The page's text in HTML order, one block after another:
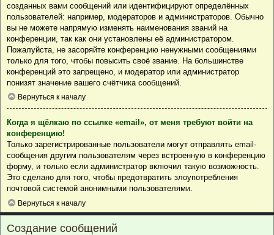
созданных вами сообщений или идентифицируют определённых
пользователей: например, модераторов и администраторов. Обычно
вы не можете напрямую изменять наименования званий на
конференции, так как они установлены её администратором.
Пожалуйста, не засоряйте конференцию ненужными сообщениями
только для того, чтобы повысить своё звание. На большинстве
конференций это запрещено, и модератор или администратор
понизят значение вашего счётчика сообщений.
Вернуться к началу
Когда я щёлкаю по ссылке «email», от меня требуют войти на
конференцию!
Только зарегистрированные пользователи могут отправлять email-
сообщения другим пользователям через встроенную в конференцию
форму, и только если администратор включил такую возможность.
Это сделано для того, чтобы предотвратить злоупотребления
почтовой системой анонимными пользователями.
Вернуться к началу
Создание сообщений